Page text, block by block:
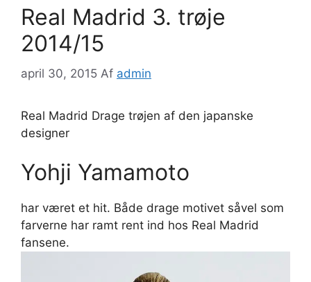
Real Madrid 3. trøje
2014/15
april 30, 2015 Af admin
Real Madrid Drage trøjen af den japanske
designer
Yohji Yamamoto
har været et hit. Både drage motivet såvel som
farverne har ramt rent ind hos Real Madrid
fansene.